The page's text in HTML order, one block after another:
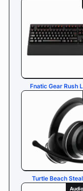
Fnatic Gear Rush
Turtle Beach